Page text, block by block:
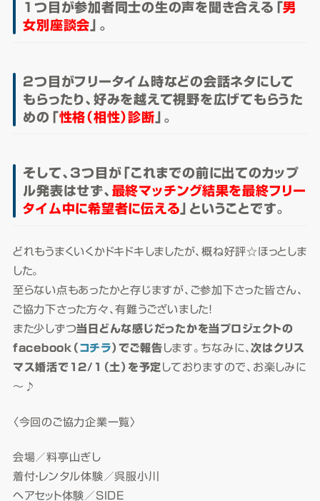
1つ目が参加者同士の生の声を聞き合える「男
女別座談会 」。
2つ目がフリータイム時などの会話ネタにして
もらったり、好みを越えて視野を広げてもらうた
めの「性格（相性）診断 」。
そして、3つ目が「これまでの前に出てのカップ
ル発表はせず、 最終マッチング結果を最終フリー
タイム中に希望者に伝える 」ということです。
どれもうまくいくかドキドキしましたが、概ね好評☆ほっとしま
した。
至らない点もあったかと存じますが、ご参加下さった皆さん、
ご協力下さった方々、有難うございました！
また少しずつ当日どんな感じだったかを当プロジェクトの
facebook（ コチラ ）でご報告 します。ちなみに、次はクリス
マス婚活で12/1（土）を予定 しておりますので、お楽しみに
～♪
〈今回のご協力企業一覧〉
会場／料亭山ぎし
着付・レンタル体験／呉服小川
ヘアセット体験／SIDE